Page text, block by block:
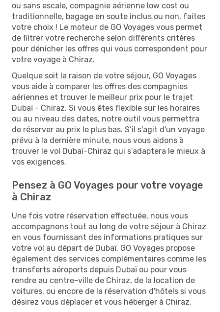
ou sans escale, compagnie aérienne low cost ou
traditionnelle, bagage en soute inclus ou non, faites
votre choix ! Le moteur de GO Voyages vous permet
de filtrer votre recherche selon différents critères
pour dénicher les offres qui vous correspondent pour
votre voyage à Chiraz.
Quelque soit la raison de votre séjour, GO Voyages
vous aide à comparer les offres des compagnies
aériennes et trouver le meilleur prix pour le trajet
Dubaï - Chiraz. Si vous êtes flexible sur les horaires
ou au niveau des dates, notre outil vous permettra
de réserver au prix le plus bas. S’il s'agit d'un voyage
prévu à la dernière minute, nous vous aidons à
trouver le vol Dubaï-Chiraz qui s’adaptera le mieux à
vos exigences.
Pensez à GO Voyages pour votre voyage
à Chiraz
Une fois votre réservation effectuée, nous vous
accompagnons tout au long de votre séjour à Chiraz
en vous fournissant des informations pratiques sur
votre vol au départ de Dubaï. GO Voyages propose
également des services complémentaires comme les
transferts aéroports depuis Dubaï ou pour vous
rendre au centre-ville de Chiraz, de la location de
voitures, ou encore de la réservation d'hôtels si vous
désirez vous déplacer et vous héberger à Chiraz.